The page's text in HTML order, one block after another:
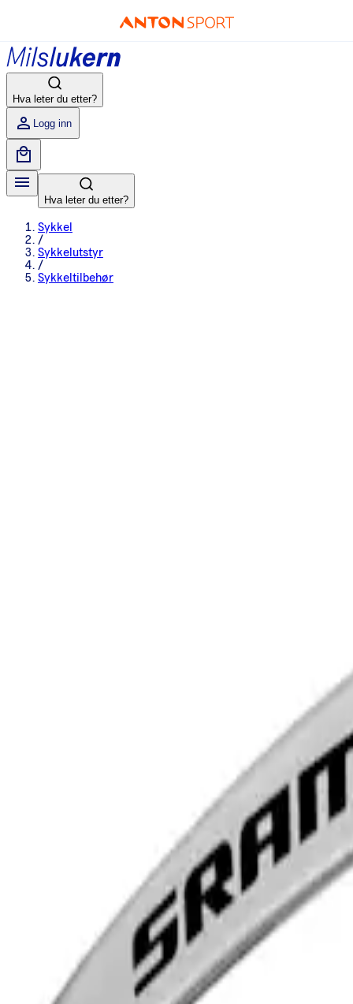
Hva leter du etter?
Logg inn
Hva leter du etter?
Sykkel
/
Sykkelutstyr
/
Sykkeltilbehør